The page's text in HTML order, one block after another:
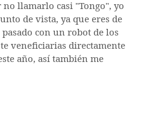
llamarlo casi "Tongo", yo
de vista, ya que eres de
con un robot de los
veneficiarias directamente
año, así también me